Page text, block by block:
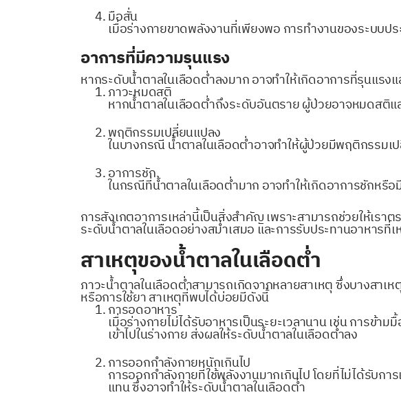
มือสั่น
เมื่อร่างกายขาดพลังงานที่เพียงพอ การทำงานของระบบ
อาการที่มีความรุนแรง
หากระดับน้ำตาลในเลือดต่ำลงมาก อาจทำให้เกิดอาการที่รุนแร
ภาวะหมดสติ
หากน้ำตาลในเลือดต่ำถึงระดับอันตราย ผู้ป่วยอาจหมดสติ
พฤติกรรมเปลี่ยนแปลง
ในบางกรณี น้ำตาลในเลือดต่ำอาจทำให้ผู้ป่วยมีพฤติกรรมเ
อาการชัก
ในกรณีที่น้ำตาลในเลือดต่ำมาก อาจทำให้เกิดอาการชักห
การสังเกตอาการเหล่านี้เป็นสิ่งสำคัญ เพราะสามารถช่วยให้เร
ระดับน้ำตาลในเลือดอย่างสม่ำเสมอ และการรับประทานอาหารที่เ
สาเหตุของน้ำตาลในเลือดต่ำ
ภาวะน้ำตาลในเลือดต่ำสามารถเกิดจากหลายสาเหตุ ซึ่งบางสา
หรือการใช้ยา สาเหตุที่พบได้บ่อยมีดังนี้
การอดอาหาร
เมื่อร่างกายไม่ได้รับอาหารเป็นระยะเวลานาน เช่น การข้
เข้าไปในร่างกาย ส่งผลให้ระดับน้ำตาลในเลือดต่ำลง
การออกกำลังกายหนักเกินไป
การออกกำลังกายที่ใช้พลังงานมากเกินไป โดยที่ไม่ได้รับก
แทน ซึ่งอาจทำให้ระดับน้ำตาลในเลือดต่ำ